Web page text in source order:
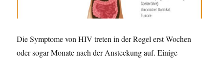
b
l
t
r
Die Symptome von HIV treten in der Regel erst Wochen
oder sogar Monate nach der Ansteckung auf. Einige